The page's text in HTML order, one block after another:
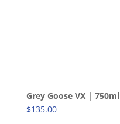
Grey Goose VX | 750ml
$135.00